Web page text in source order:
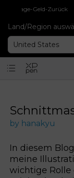
Geld-Zurück
Land/Region
United States
by hanakyu
In diesem
meine
wichtige Rolle